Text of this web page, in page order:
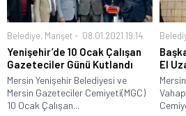
Belediye, Manşet 08.01.2021 19:14
Yenişehir’de 10 Ocak Çalışan
Gazeteciler Günü Kutlandı
Mersin Yenişehir Belediyesi ve
Mersin Gazeteciler Cemiyeti(MGC)
10 Ocak Çalışan...
El